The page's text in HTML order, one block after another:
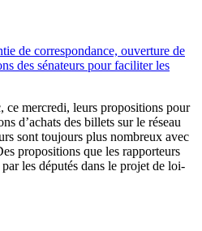
de correspondance, ouverture de
des sénateurs pour faciliter les
ce mercredi, leurs propositions pour
d’achats des billets sur le réseau
sont toujours plus nombreux avec
propositions que les rapporteurs
les députés dans le projet de loi-